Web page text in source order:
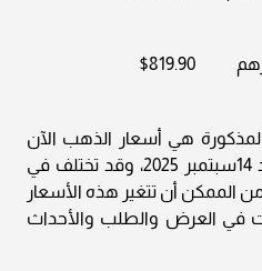
$819.90
المذكورة هي أسعار الذهب الآن
في بورصة الذهب اليوم الاحد 14سبتمبر 2025، وقد تختلف في
الممكن أن تتغير هذه الأسعار
في العرض والطلب والأحداث